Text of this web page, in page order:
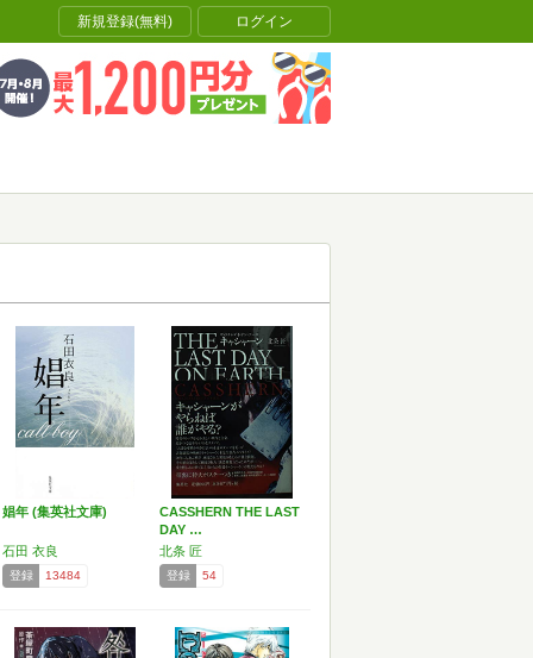
新規登録(無料) ログイン
娼年 (集英社文庫)
石田 衣良
登録 13484
CASSHERN THE LAST
DAY …
北条 匠
登録 54